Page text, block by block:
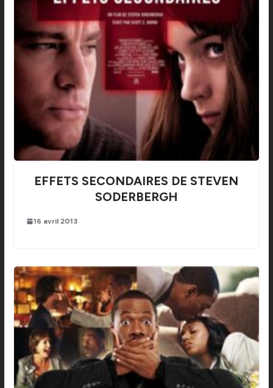
EFFETS SECONDAIRES DE STEVEN
SODERBERGH
16 avril 2013